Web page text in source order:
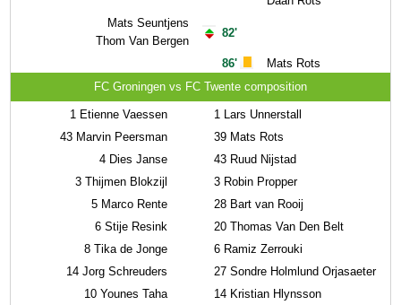
Mats Seuntjens
Thom Van Bergen
82'
86'
Mats Rots
FC Groningen vs FC Twente composition
1 Etienne Vaessen
43 Marvin Peersman
4 Dies Janse
3 Thijmen Blokzijl
5 Marco Rente
6 Stije Resink
8 Tika de Jonge
14 Jorg Schreuders
10 Younes Taha
1 Lars Unnerstall
39 Mats Rots
43 Ruud Nijstad
3 Robin Propper
28 Bart van Rooij
20 Thomas Van Den Belt
6 Ramiz Zerrouki
27 Sondre Holmlund Orjasaeter
14 Kristian Hlynsson